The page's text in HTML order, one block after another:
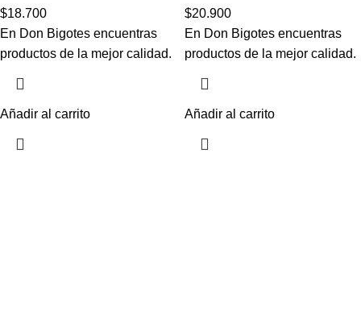
$18.700
En Don Bigotes encuentras
productos de la mejor calidad.
Añadir al carrito
$20.900
En Don Bigotes encuentras
productos de la mejor calidad.
Añadir al carrito